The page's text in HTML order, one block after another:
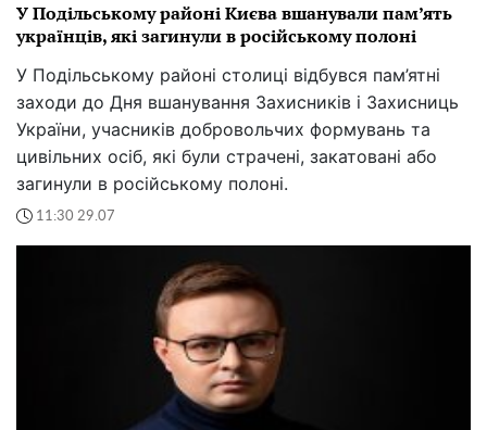
У Подільському районі Києва вшанували пам’ять
українців, які загинули в російському полоні
У Подільському районі столиці відбувся пам’ятні
заходи до Дня вшанування Захисників і Захисниць
України, учасників добровольчих формувань та
цивільних осіб, які були страчені, закатовані або
загинули в російському полоні.
11:30 29.07